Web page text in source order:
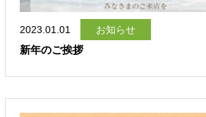
2023.01.01 お知らせ
新年のご挨拶